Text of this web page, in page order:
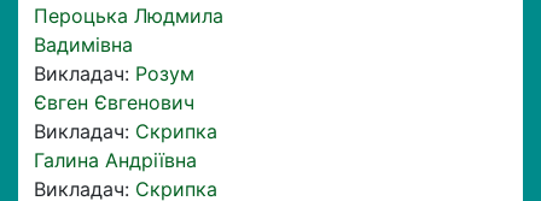
Пероцька Людмила
Вадимівна
Викладач: Розум
Євген Євгенович
Викладач: Скрипка
Галина Андріївна
Викладач: Скрипка